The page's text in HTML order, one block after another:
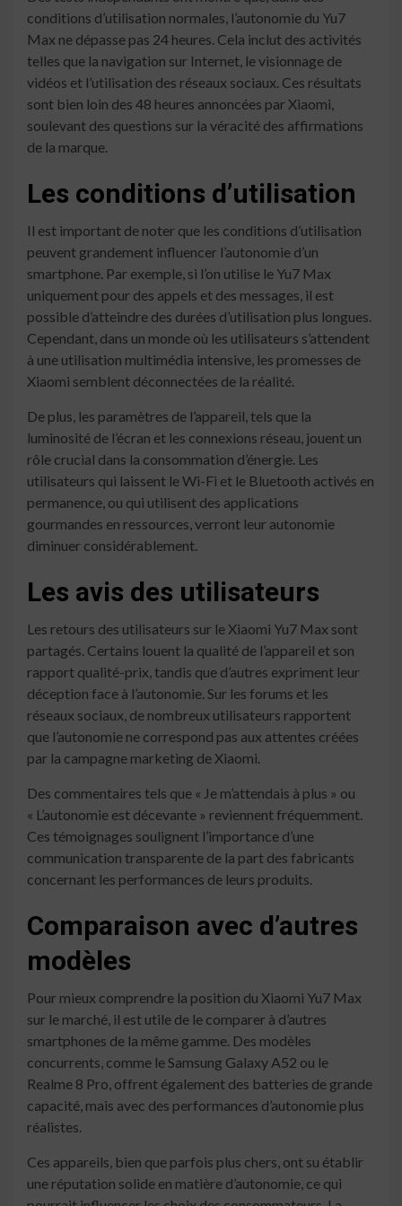
conditions d’utilisation normales, l’autonomie du Yu7
Max ne dépasse pas 24 heures. Cela inclut des activités
telles que la navigation sur Internet, le visionnage de
vidéos et l’utilisation des réseaux sociaux. Ces résultats
sont bien loin des 48 heures annoncées par Xiaomi,
soulevant des questions sur la véracité des affirmations
de la marque.
Les conditions d’utilisation
Il est important de noter que les conditions d’utilisation
peuvent grandement influencer l’autonomie d’un
smartphone. Par exemple, si l’on utilise le Yu7 Max
uniquement pour des appels et des messages, il est
possible d’atteindre des durées d’utilisation plus longues.
Cependant, dans un monde où les utilisateurs s’attendent
à une utilisation multimédia intensive, les promesses de
Xiaomi semblent déconnectées de la réalité.
De plus, les paramètres de l’appareil, tels que la
luminosité de l’écran et les connexions réseau, jouent un
rôle crucial dans la consommation d’énergie. Les
utilisateurs qui laissent le Wi-Fi et le Bluetooth activés en
permanence, ou qui utilisent des applications
gourmandes en ressources, verront leur autonomie
diminuer considérablement.
Les avis des utilisateurs
Les retours des utilisateurs sur le Xiaomi Yu7 Max sont
partagés. Certains louent la qualité de l’appareil et son
rapport qualité-prix, tandis que d’autres expriment leur
déception face à l’autonomie. Sur les forums et les
réseaux sociaux, de nombreux utilisateurs rapportent
que l’autonomie ne correspond pas aux attentes créées
par la campagne marketing de Xiaomi.
Des commentaires tels que « Je m’attendais à plus » ou
« L’autonomie est décevante » reviennent fréquemment.
Ces témoignages soulignent l’importance d’une
communication transparente de la part des fabricants
concernant les performances de leurs produits.
Comparaison avec d’autres
modèles
Pour mieux comprendre la position du Xiaomi Yu7 Max
sur le marché, il est utile de le comparer à d’autres
smartphones de la même gamme. Des modèles
concurrents, comme le Samsung Galaxy A52 ou le
Realme 8 Pro, offrent également des batteries de grande
capacité, mais avec des performances d’autonomie plus
réalistes.
Ces appareils, bien que parfois plus chers, ont su établir
une réputation solide en matière d’autonomie, ce qui